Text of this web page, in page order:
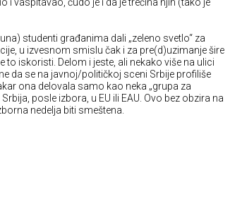
studenti građanima dali „zeleno svetlo“ za
u izvesnom smislu čak i za pre(d)uzimanje šire
to iskoristi. Delom i jeste, ali nekako više na ulici
da se na javnoj/političkoj sceni Srbije profiliše
ona delovala samo kao neka „grupa za
posle izbora, u EU ili EAU. Ovo bez obzira na
nedelja biti smeštena.